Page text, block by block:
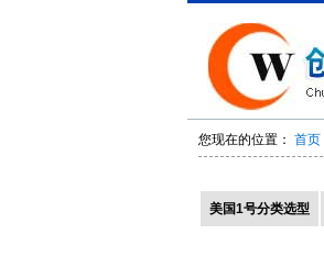
您现在的位置： 首页
美国1号分类选型